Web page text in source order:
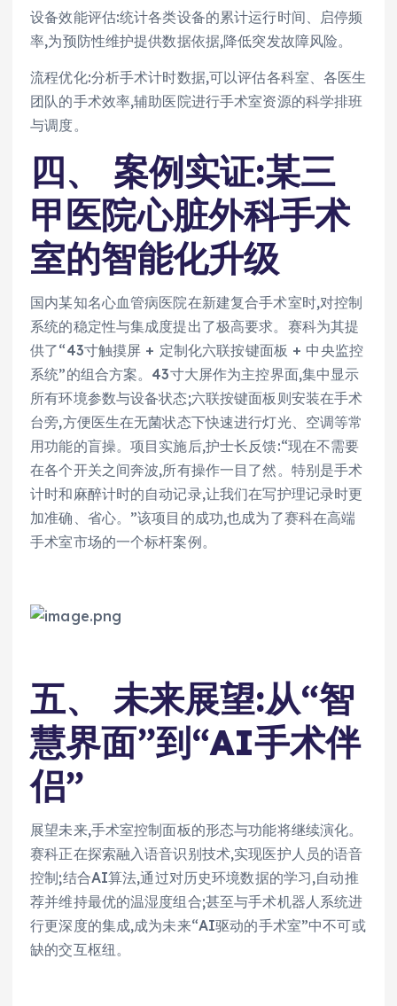
设备效能评估:统计各类设备的累计运行时间、启停频
率,为预防性维护提供数据依据,降低突发故障风险。
流程优化:分析手术计时数据,可以评估各科室、各医生
团队的手术效率,辅助医院进行手术室资源的科学排班
与调度。
四、 案例实证:某三
甲医院心脏外科手术
室的智能化升级
国内某知名心血管病医院在新建复合手术室时,对控制
系统的稳定性与集成度提出了极高要求。赛科为其提
供了“43寸触摸屏 + 定制化六联按键面板 + 中央监控
系统”的组合方案。43寸大屏作为主控界面,集中显示
所有环境参数与设备状态;六联按键面板则安装在手术
台旁,方便医生在无菌状态下快速进行灯光、空调等常
用功能的盲操。项目实施后,护士长反馈:“现在不需要
在各个开关之间奔波,所有操作一目了然。特别是手术
计时和麻醉计时的自动记录,让我们在写护理记录时更
加准确、省心。”该项目的成功,也成为了赛科在高端
手术室市场的一个标杆案例。
五、 未来展望:从“智
慧界面”到“AI手术伴
侣”
展望未来,手术室控制面板的形态与功能将继续演化。
赛科正在探索融入语音识别技术,实现医护人员的语音
控制;结合AI算法,通过对历史环境数据的学习,自动推
荐并维持最优的温湿度组合;甚至与手术机器人系统进
行更深度的集成,成为未来“AI驱动的手术室”中不可或
缺的交互枢纽。